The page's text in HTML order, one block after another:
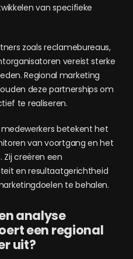
van specifieke
zoals reclamebureaus,
vereist sterke
Regional marketing
deze partnerships om
te realiseren.
betekent het
van voortgang en het
Zij creëren een
en resultaatgerichtheid
te behalen.
analyse
een regional
uit?